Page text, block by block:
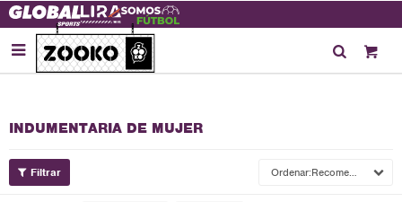

INDUMENTARIA DE MUJER
Recomendados